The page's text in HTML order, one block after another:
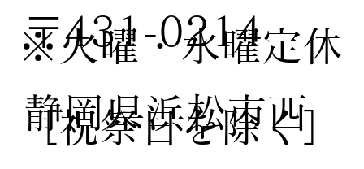
※火曜・水曜定休
［祝祭日を除く］
〒431-0214
静岡県浜松市西